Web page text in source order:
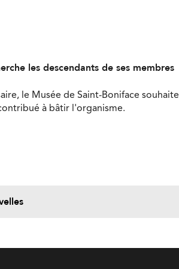
les descendants de ses membres
le Musée de Saint-Boniface souhaite
à bâtir l'organisme.